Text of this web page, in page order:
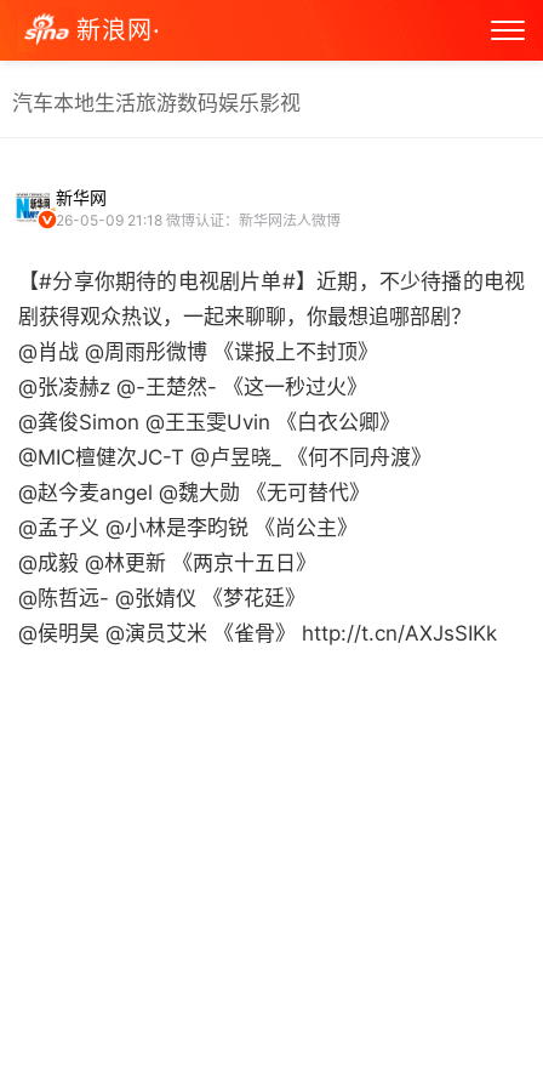
新浪网·
汽车本地生活旅游数码娱乐影视
新华网
26-05-09 21:18 微博认证：新华网法人微博
【#分享你期待的电视剧片单#】近期，不少待播的电视
剧获得观众热议，一起来聊聊，你最想追哪部剧？
@肖战 @周雨彤微博 《谍报上不封顶》
@张凌赫z @-王楚然- 《这一秒过火》
@龚俊Simon @王玉雯Uvin 《白衣公卿》
@MIC檀健次JC-T @卢昱晓_ 《何不同舟渡》
@赵今麦angel @魏大勋 《无可替代》
@孟子义 @小林是李昀锐 《尚公主》
@成毅 @林更新 《两京十五日》
@陈哲远- @张婧仪 《梦花廷》
@侯明昊 @演员艾米 《雀骨》 http://t.cn/AXJsSIKk